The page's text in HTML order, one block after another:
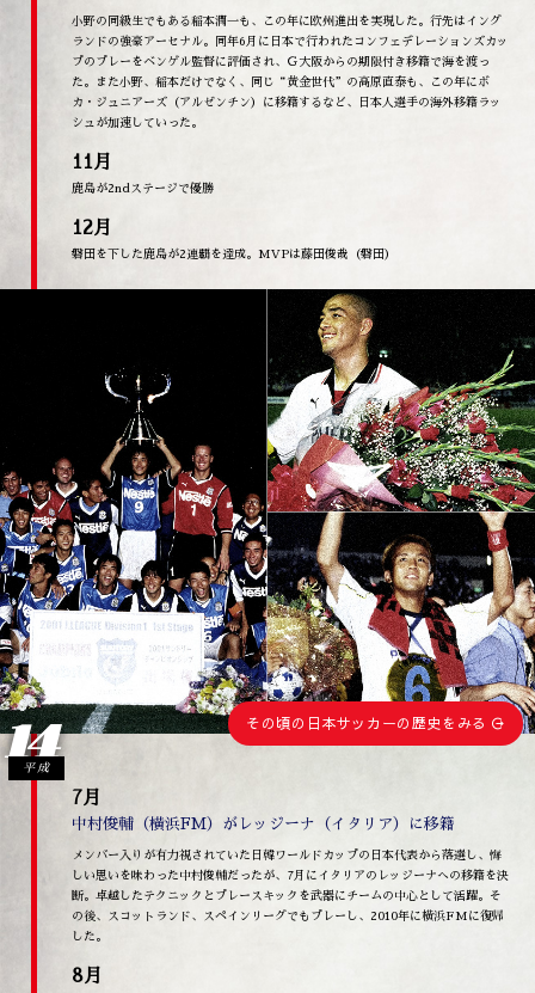
小野の同級生でもある稲本潤一も、この年に欧州進出を実現した。行先はイング
ランドの強豪アーセナル。同年6月に日本で行われたコンフェデレーションズカッ
プのプレーをベンゲル監督に評価され、Ｇ大阪からの期限付き移籍で海を渡っ
た。また小野、稲本だけでなく、同じ“黄金世代”の高原直泰も、この年にボ
カ・ジュニアーズ（アルゼンチン）に移籍するなど、日本人選手の海外移籍ラッ
シュが加速していった。
11月
鹿島が2ndステージで優勝
12月
磐田を下した鹿島が2連覇を達成。MVPは藤田俊哉（磐田）
その頃の日本サッカーの歴史をみる
14
平成
7月
中村俊輔（横浜FM）がレッジーナ（イタリア）に移籍
メンバー入りが有力視されていた日韓ワールドカップの日本代表から落選し、悔
しい思いを味わった中村俊輔だったが、7月にイタリアのレッジーナへの移籍を決
断。卓越したテクニックとプレースキックを武器にチームの中心として活躍。そ
の後、スコットランド、スペインリーグでもプレーし、2010年に横浜FMに復帰
した。
8月